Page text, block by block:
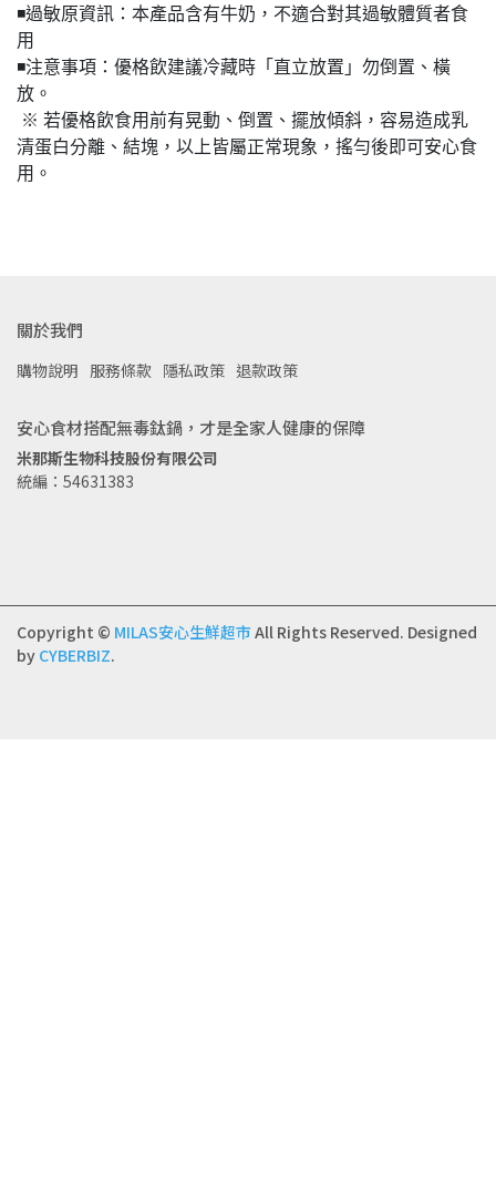
◾️過敏原資訊：本產品含有牛奶，不適合對其過敏體質者食
用
◾️注意事項：優格飲建議冷藏時「直立放置」勿倒置、橫
放。
※ 若優格飲食用前有晃動、倒置、擺放傾斜，容易造成乳
清蛋白分離、結塊，以上皆屬正常現象，搖勻後即可安心食
用。
關於我們
購物說明 服務條款 隱私政策 退款政策
安心食材搭配無毒鈦鍋，才是全家人健康的保障
米那斯生物科技股份有限公司
統編：54631383
Copyright © MILAS安心生鮮超市 All Rights Reserved. Designed
by CYBERBIZ.